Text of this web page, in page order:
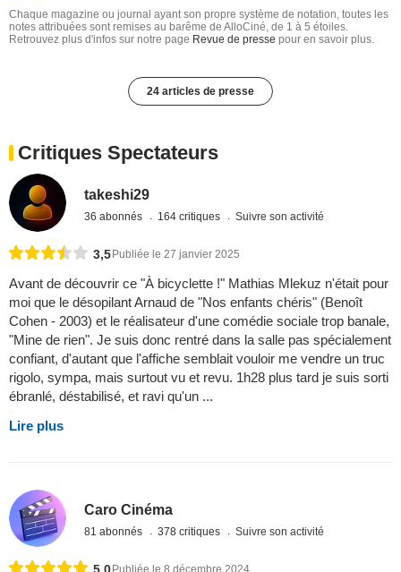
Chaque magazine ou journal ayant son propre système de notation, toutes les
notes attribuées sont remises au barême de AlloCiné, de 1 à 5 étoiles.
Retrouvez plus d'infos sur notre page Revue de presse pour en savoir plus.
24 articles de presse
Critiques Spectateurs
takeshi29
36 abonnés 164 critiques Suivre son activité
3,5Publiée le 27 janvier 2025
Avant de découvrir ce "À bicyclette !" Mathias Mlekuz n'était pour
moi que le désopilant Arnaud de "Nos enfants chéris" (Benoît
Cohen - 2003) et le réalisateur d'une comédie sociale trop banale,
"Mine de rien". Je suis donc rentré dans la salle pas spécialement
confiant, d'autant que l'affiche semblait vouloir me vendre un truc
rigolo, sympa, mais surtout vu et revu. 1h28 plus tard je suis sorti
ébranlé, déstabilisé, et ravi qu'un ...
Lire plus
Caro Cinéma
81 abonnés 378 critiques Suivre son activité
5,0Publiée le 8 décembre 2024